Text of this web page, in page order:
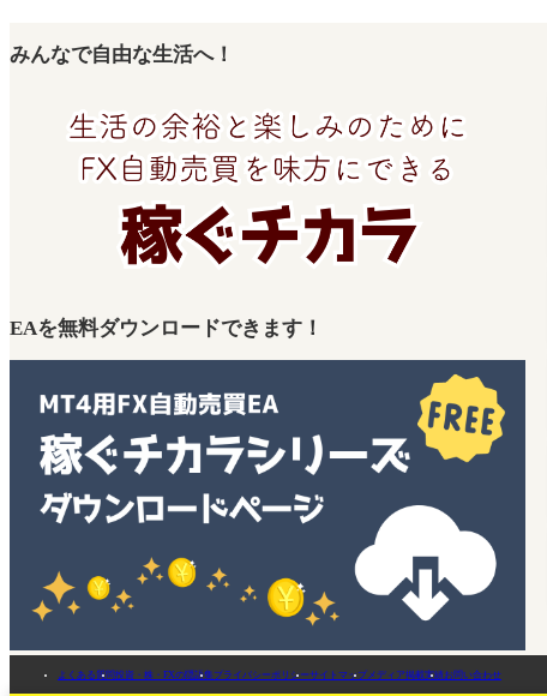
みんなで自由な生活へ！
EAを無料ダウンロードできます！
よくある質問投資・株・FXの隠語集プライバシーポリシーサイトマップ メディア掲載実績お問い合わせ